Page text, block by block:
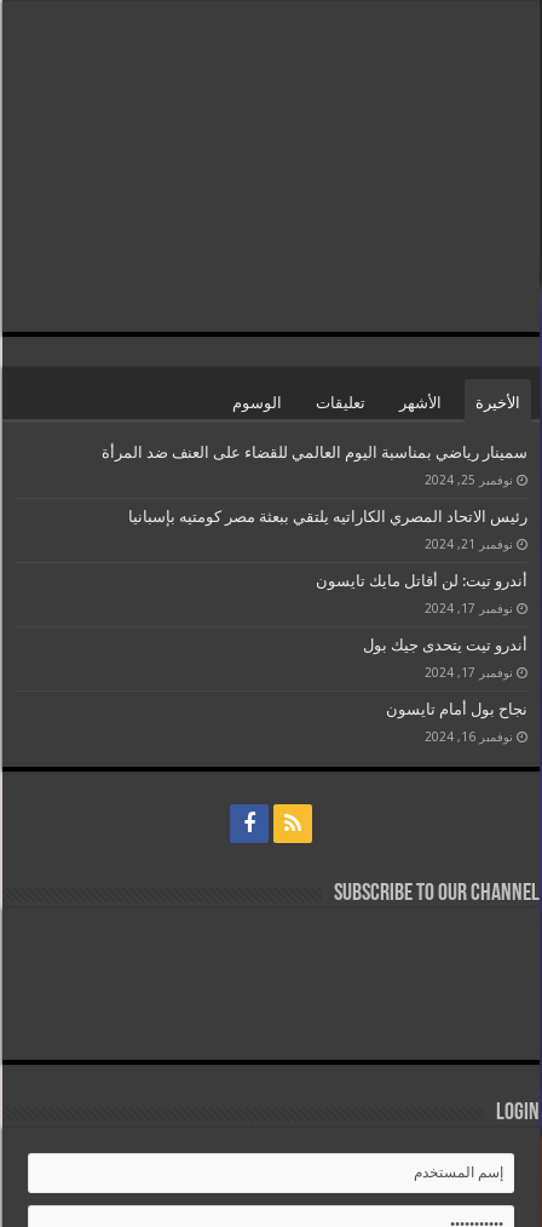
الأخيرة الأشهر تعليقات الوسوم
سمينار رياضي بمناسبة اليوم العالمي للقضاء على العنف ضد المرأة
نوفمبر 25, 2024
رئيس الاتحاد المصري الكاراتيه يلتقي ببعثة مصر كومتيه بإسبانيا
نوفمبر 21, 2024
أندرو تيت: لن أقاتل مايك تايسون
نوفمبر 17, 2024
أندرو تيت يتحدى جيك بول
نوفمبر 17, 2024
نجاح بول أمام تايسون
نوفمبر 16, 2024
Subscribe to our Channel
Login